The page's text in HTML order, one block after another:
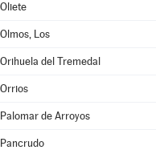
Oliete
Olmos, Los
Orihuela del Tremedal
Orrios
Palomar de Arroyos
Pancrudo